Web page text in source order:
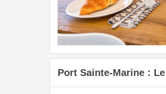
Port Sainte-Marine :